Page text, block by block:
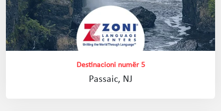
Destinacioni numër 5
Passaic, NJ